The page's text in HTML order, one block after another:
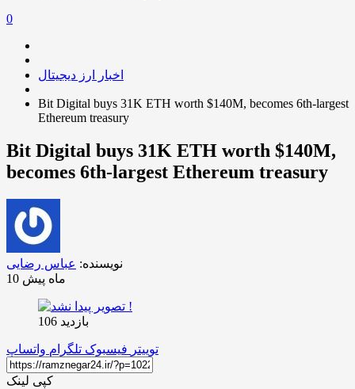
0
اخبار ارز دیجیتال
Bit Digital buys 31K ETH worth $140M, becomes 6th-largest
Ethereum treasury
Bit Digital buys 31K ETH worth $140M,
becomes 6th-largest Ethereum treasury
نویسنده: عباس رضایی
10 ماه پیش
بازدید 106
توییتر فیسبوک تلگرام واتساپ
کپی لینک